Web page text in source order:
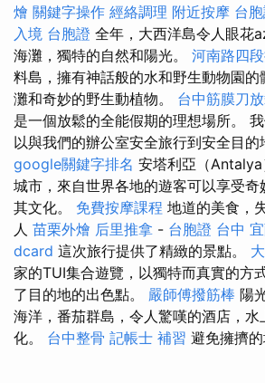
燴 關鍵字操作 經絡調理 附近按摩 台
入境 台胞證 全年，大西洋島令人眼花
海灘，獨特的自然和陽光。 河南路四
料島，擁有神話般的水和野生動物園
灘和奇妙的野生動植物。 台中筋膜刀
是一個放鬆的全能假期的理想場所。
以與我們的辦公室安全旅行到安全目的
google關鍵字排名 安塔利亞（
城市，來自世界各地的遊客可以享受
其文化。 免費按摩課程 地道的美食，
人​​ 苗栗外燴 后里推拿 - 台胞證 台中
dcard 這次旅行提供了精緻的景點。
家的TUI集合遊覽，以獨特而真實的方
了目的地的出色點。 嚴師傅撥筋棒 陽
海洋，番茄群島，令人驚嘆的酒店，水
化。 台中整骨 記帳士 補習 避免擁擠